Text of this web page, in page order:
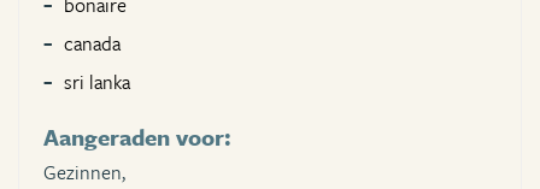
canada
sri lanka
Aangeraden voor:
Gezinnen,